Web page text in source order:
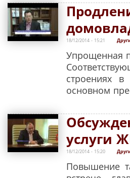
18/12/2014 - 15:21
Упрощенная
строениях
основном
услуги
18/12/2014 - 15:20
Повышение